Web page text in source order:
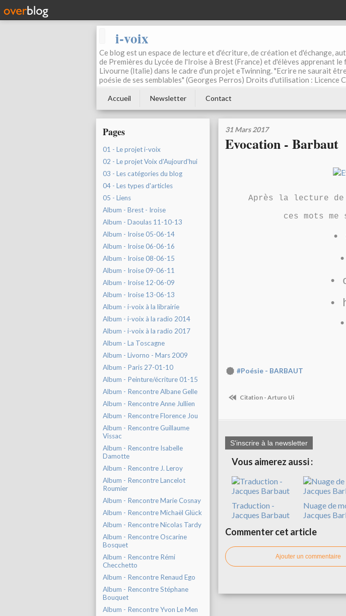
i-voix
Ce blog est un espace de lecture et d'écriture, de création et d'échange,
de Premières du Lycée de l'Iroise à Brest (France) et d'élèves apprenant le
Livourne (Italie) dans le cadre d'un projet eTwinning. "Ecrire ne saurait
poésie de ses semblables" (Georges Perros) Droits d'utilisation : Licence
Accueil Newsletter Contact
Pages
01 - Le projet i-voix
02 - Le projet Voix d'Aujourd'hui
03 - Les catégories du blog
04 - Les types d'articles
05 - Liens
Album - Brest - Iroise
Album - Daoulas 11-10-13
Album - Iroise 05-06-14
Album - Iroise 06-06-16
Album - Iroise 08-06-15
Album - Iroise 09-06-11
Album - Iroise 12-06-09
Album - Iroise 13-06-13
Album - i-voix à la librairie
Album - i-voix à la radio 2014
Album - i-voix à la radio 2017
Album - La Toscagne
Album - Livorno - Mars 2009
Album - Paris 27-01-10
Album - Peinture/écriture 01-15
Album - Rencontre Albane Gelle
Album - Rencontre Anne Jullien
Album - Rencontre Florence Jou
Album - Rencontre Guillaume
Vissac
Album - Rencontre Isabelle
Damotte
Album - Rencontre J. Leroy
Album - Rencontre Lancelot
Roumier
Album - Rencontre Marie Cosnay
Album - Rencontre Michaël Glück
Album - Rencontre Nicolas Tardy
Album - Rencontre Oscarine
Bosquet
Album - Rencontre Rémi
Checchetto
Album - Rencontre Renaud Ego
Album - Rencontre Stéphane
Bouquet
Album - Rencontre Yvon Le Men
31 Mars 2017
Evocation - Barbaut
Après la lecture
ces mots
•
•
•
#Poésie - BARBAUT
Citation - Arturo Ui
S'inscrire à la newsletter
Vous aimerez aussi :
Traduction -
Jacques Barbaut
Nuage de
Jacques
Commenter cet article
Ajouter un commentaire